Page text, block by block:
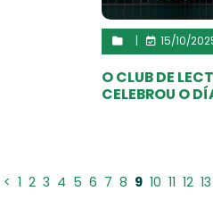
15/10/
O CLUB DE
CELEBROU O
< 1 2 3 4 5 6 7 8 9 10 11 12 13